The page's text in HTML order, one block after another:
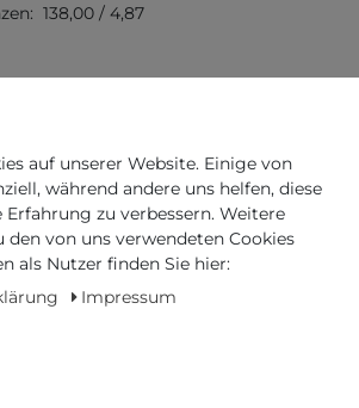
138,00 / 4,87
*
auf unserer Website. Einige von
während andere uns helfen, diese
zu verbessern. Weitere
von uns verwendeten Cookies
als Nutzer finden Sie hier:
Impressum